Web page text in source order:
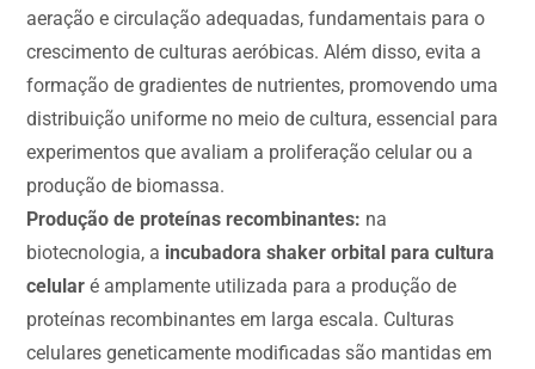
aeração e circulação adequadas, fundamentais para o
crescimento de culturas aeróbicas. Além disso, evita a
formação de gradientes de nutrientes, promovendo uma
distribuição uniforme no meio de cultura, essencial para
experimentos que avaliam a proliferação celular ou a
produção de biomassa.
Produção de proteínas recombinantes: na
biotecnologia, a incubadora shaker orbital para cultura
celular é amplamente utilizada para a produção de
proteínas recombinantes em larga escala. Culturas
celulares geneticamente modificadas são mantidas em